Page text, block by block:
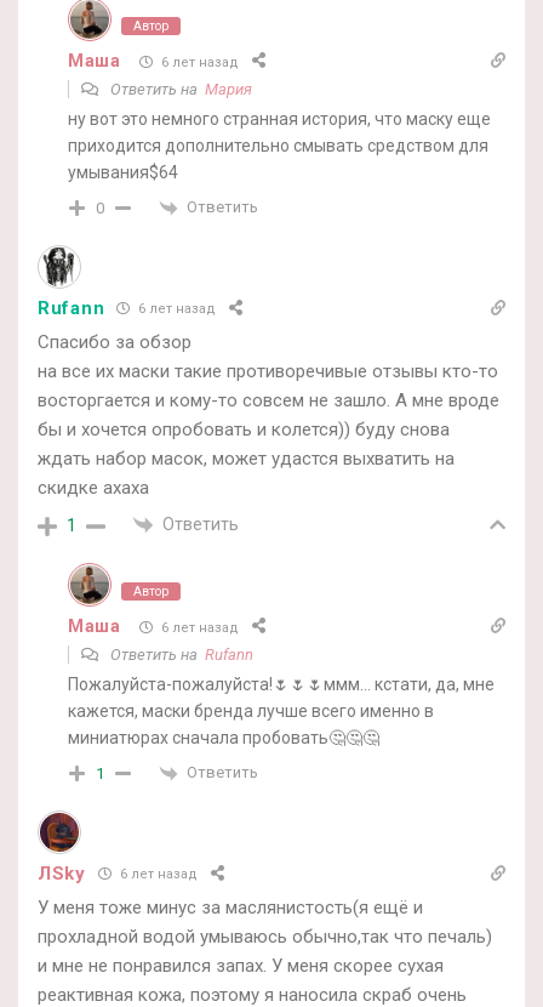
Автор
Маша 6 лет назад
Ответить на Мария
ну вот это немного странная история, что маску еще
приходится дополнительно смывать средством для
умывания$64
0 Ответить
Rufann 6 лет назад
Спасибо за обзор
на все их маски такие противоречивые отзывы кто-то
восторгается и кому-то совсем не зашло. А мне вроде
бы и хочется опробовать и колется)) буду снова
ждать набор масок, может удастся выхватить на
скидке ахаха
1 Ответить
Автор
Маша 6 лет назад
Ответить на Rufann
Пожалуйста-пожалуйста!🌷🌷🌷ммм… кстати, да, мне
кажется, маски бренда лучше всего именно в
миниатюрах сначала пробовать🤔🤔🤔
1 Ответить
ЛSky 6 лет назад
У меня тоже минус за маслянистость(я ещё и
прохладной водой умываюсь обычно,так что печаль)
и мне не понравился запах. У меня скорее сухая
реактивная кожа, поэтому я наносила скраб очень